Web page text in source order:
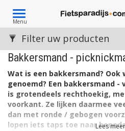
Toggle
navigation
Menu
Bakkersmand -
Wat is een bakkersmand? Ook
genoemd? Een bakkersmand -
is grotendeels rechthoekig,
voorkant. Ze lijken daarmee
dan met ronde / gebogen
lopen iets taps toe naarLees
Filter uw producten